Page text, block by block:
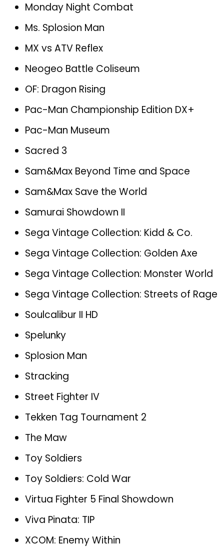
Monday Night Combat
Ms. Splosion Man
MX vs ATV Reflex
Neogeo Battle Coliseum
OF: Dragon Rising
Pac-Man Championship Edition DX+
Pac-Man Museum
Sacred 3
Sam&Max Beyond Time and Space
Sam&Max Save the World
Samurai Showdown II
Sega Vintage Collection: Kidd & Co.
Sega Vintage Collection: Golden Axe
Sega Vintage Collection: Monster World
Sega Vintage Collection: Streets of Rage
Soulcalibur II HD
Spelunky
Splosion Man
Stracking
Street Fighter IV
Tekken Tag Tournament 2
The Maw
Toy Soldiers
Toy Soldiers: Cold War
Virtua Fighter 5 Final Showdown
Viva Pinata: TIP
XCOM: Enemy Within